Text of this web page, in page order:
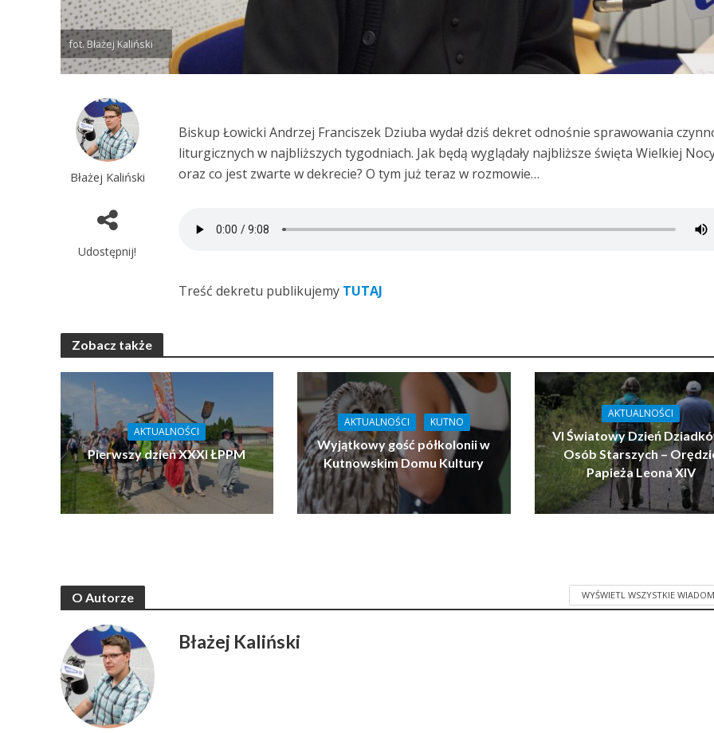
fot. Błażej Kaliński
Błażej Kaliński
Udostępnij!
Biskup Łowicki Andrzej Franciszek Dziuba wydał dziś dekret odnośnie sprawowania
liturgicznych w najbliższych tygodniach. Jak będą wyglądały najbliższe święta Wielkiej
oraz co jest zwarte w dekrecie? O tym już teraz w rozmowie…
Treść dekretu publikujemy TUTAJ
Zobacz także
AKTUALNOŚCI
Pierwszy dzień XXXI ŁPPM
AKTUALNOŚCI KUTNO
Wyjątkowy gość półkolonii w
Kutnowskim Domu Kultury
AKTUALNOŚCI
VI Światowy Dzień
Osób Starszych –
Papieża Leona XIV
O Autorze WYŚWIETL WSZYSTKIE
Błażej Kaliński